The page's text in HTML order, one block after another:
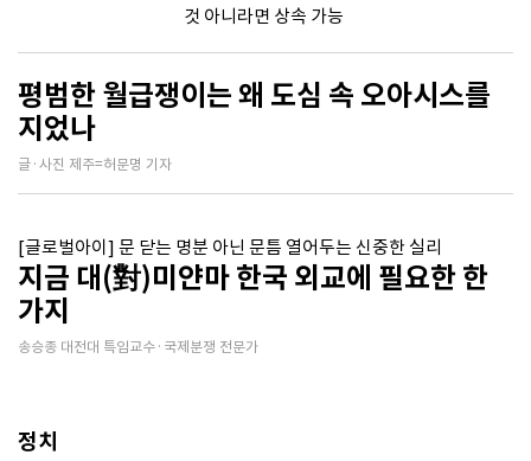
것 아니라면 상속 가능
평범한 월급쟁이는 왜 도심 속 오아시스를
지었나
글·사진 제주=허문명 기자
[글로벌아이] 문 닫는 명분 아닌 문틈 열어두는 신중한 실리
지금 대(對)미얀마 한국 외교에 필요한 한
가지
송승종 대전대 특임교수·국제분쟁 전문가
정치